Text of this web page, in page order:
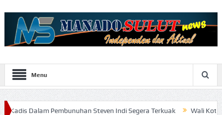
Menu
Pembunuhan Steven Indi Segera Terkuak Wali Kota Vicky